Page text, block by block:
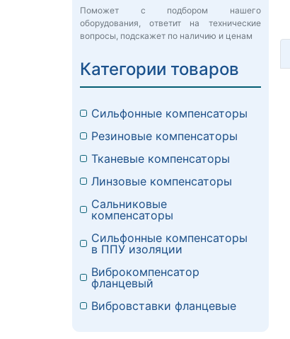
Поможет с подбором нашего
оборудования, ответит на технические
вопросы, подскажет по наличию и ценам
Категории товаров
Сильфонные компенсаторы
Резиновые компенсаторы
Тканевые компенсаторы
Линзовые компенсаторы
Сальниковые
компенсаторы
Сильфонные компенсаторы
в ППУ изоляции
Виброкомпенсатор
фланцевый
Вибровставки фланцевые